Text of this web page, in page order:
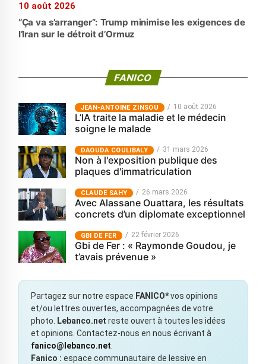
10 août 2026
“Ça va s’arranger”: Trump minimise les exigences de
l’Iran sur le détroit d’Ormuz
FANICO
JEAN-ANTOINE ZINSOU 10 août 2026
L’IA traite la maladie et le médecin
soigne le malade
‎DAOUDA COULIBALY 31 mars 2026
Non à l'exposition publique des
plaques d'immatriculation
CLAUDE SAHY 26 mars 2026
Avec Alassane Ouattara, les résultats
concrets d’un diplomate exceptionnel
GBI DE FER 22 février 2026
Gbi de Fer : « Raymonde Goudou, je
t’avais prévenue »
Partagez sur notre espace FANICO*vos opinions
et/ou lettres ouvertes, accompagnées de votre
photo.
Lebanco.net reste ouvert à toutes les idées
et opinions. Contactez-nous en nous écrivant à
fanico@lebanco.net
Fanico : espace communautaire de lessive en